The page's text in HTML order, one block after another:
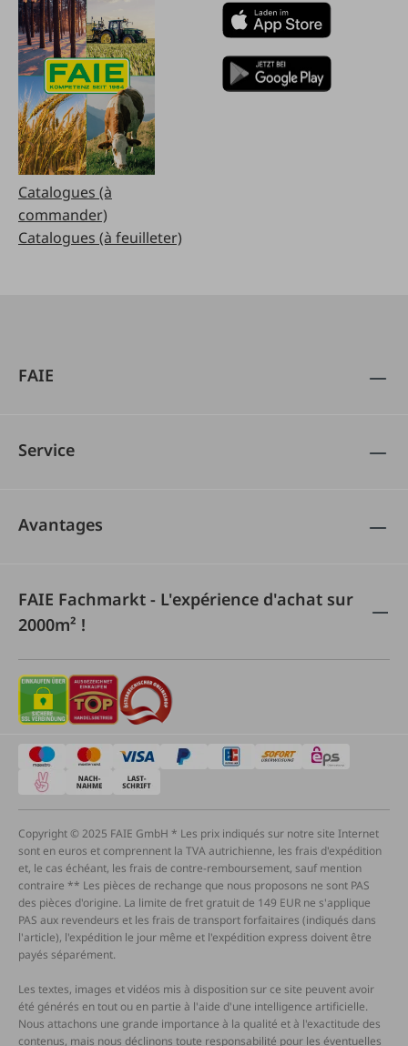
Catalogues (à
commander)
Catalogues (à feuilleter)
FAIE
Service
Avantages
FAIE Fachmarkt - L'expérience d'achat sur
2000m² !
Copyright © 2025 FAIE GmbH * Les prix indiqués sur notre site Internet
sont en euros et comprennent la TVA autrichienne, les frais d'expédition
et, le cas échéant, les frais de contre-remboursement, sauf mention
contraire ** Les pièces de rechange que nous proposons ne sont PAS
des pièces d'origine. La limite de fret gratuit de 149 EUR ne s'applique
PAS aux revendeurs et les frais de transport forfaitaires (indiqués dans
l'article), l'expédition le jour même et l'expédition express doivent être
payés séparément.
Les textes, images et vidéos mis à disposition sur ce site peuvent avoir
été générés en tout ou en partie à l'aide d'une intelligence artificielle.
Nous attachons une grande importance à la qualité et à l'exactitude des
contenus, mais nous déclinons toute responsabilité pour les éventuelles